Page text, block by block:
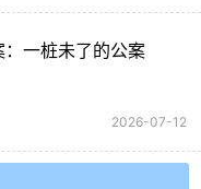
一桩未了的公案
2026-07-12